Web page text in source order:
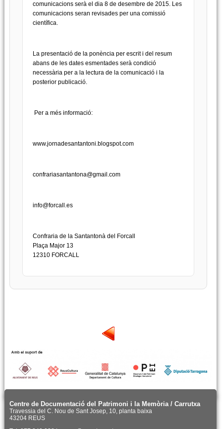
comunicacions serà el dia 8 de desembre de 2015. Les
comunicacions seran revisades per una comissió
científica.
La presentació de la ponència per escrit i del resum
abans de les dates esmentades serà condició
necessària per a la lectura de la comunicació i la
posterior publicació.
Per a més informació:
www.jornadesantantoni.blogspot.com
confrariasantantona@gmail.com
info@forcall.es
Confraria de la Santantonà del Forcall
Plaça Major 13
12310 FORCALL
Centre de Documentació del Patrimoni i la Memòria / Carrutxa
Travessia del C. Nou de Sant Josep, 10, planta baixa
43204 REUS